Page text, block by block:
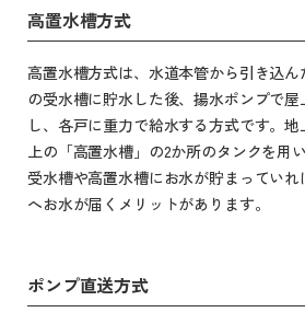
高置水槽方式
高置水槽方式は、水道本管から引き込
の受水槽に貯水した後、揚水ポンプで
し、各戸に重力で給水する方式です。
上の「高置水槽」の2か所のタンクを用
受水槽や高置水槽にお水が貯まってい
へお水が届くメリットがあります。
ポンプ直送方式